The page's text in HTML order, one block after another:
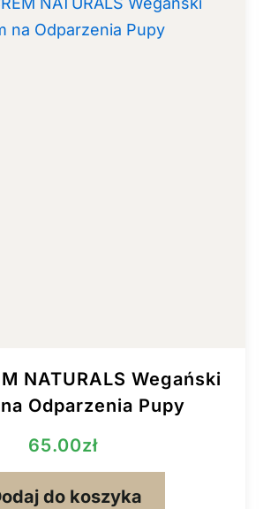
NATURALS Wegański
Odparzenia Pupy
65.00zł
do koszyka